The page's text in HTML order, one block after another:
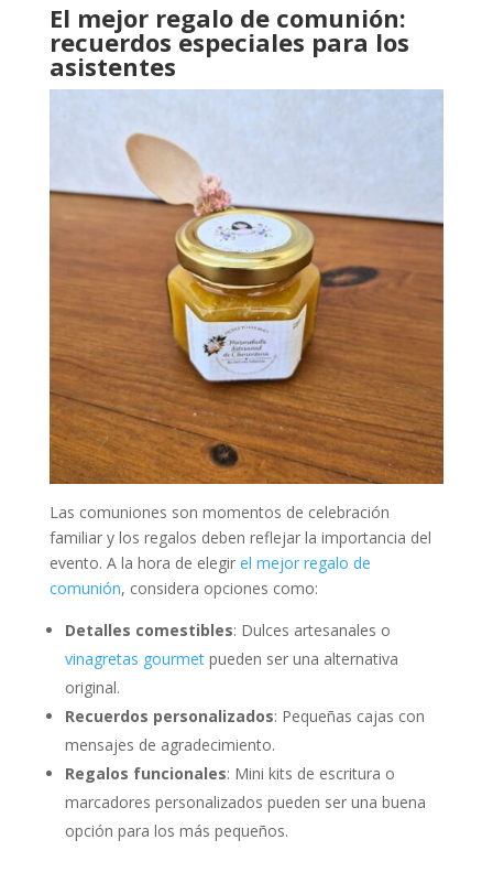
El mejor regalo de comunión:
recuerdos especiales para los
asistentes
Las comuniones son momentos de celebración
familiar y los regalos deben reflejar la importancia del
evento. A la hora de elegir el mejor regalo de
comunión, considera opciones como:
Detalles comestibles: Dulces artesanales o
vinagretas gourmetpueden ser una alternativa
original.
Recuerdos personalizados: Pequeñas cajas con
mensajes de agradecimiento.
Regalos funcionales: Mini kits de escritura o
marcadores personalizados pueden ser una buena
opción para los más pequeños.